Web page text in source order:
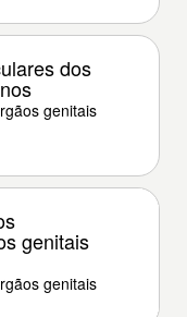
dos
genitais
genitais
genitais